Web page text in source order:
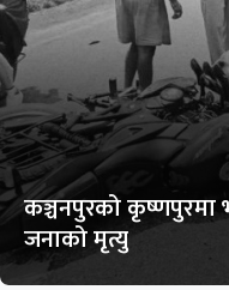
कञ्चनपुरको
जनाको मृत्यु